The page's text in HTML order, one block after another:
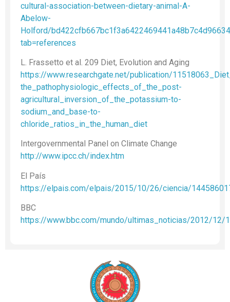
cultural-association-between-dietary-animal-A-
Abelow-
Holford/
tab=references
L. Frassetto et al. 209 Diet, Evolution and Aging
https://www.researchgate.net/publication/
the_pathophysiologic_effects_of_the_post-
agricultural_inversion_of_the_potassium-to-
sodium_and_base-to-
chloride_ratios_in_the_human_diet
Intergovernmental Panel on Climate Change
http://www.ipcc.ch/index.htm
El País
https://elpais.com/elpais/2015/10/26/ciencia/
BBC
https://www.bbc.com/mundo/ultimas_noticias/2012/12/